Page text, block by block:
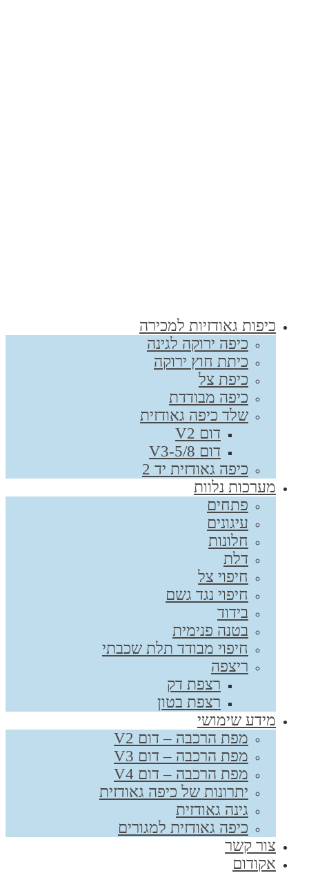
כיפות גאודזיות למכירה
כיפה ירוקה לגינה
כיתת חוץ ירוקה
כיפת צל
כיפה מבודדת
שלד כיפה גאודזית
דום V2
דום V3-5/8
כיפה גאודזית יד 2
מערכות נלוות
פתחים
עיגונים
חלונות
דלת
חיפוי צל
חיפוי נגד גשם
בידוד
בטנה פנימית
חיפוי מבודד תלת שכבתי
ריצפה
רצפת דק
רצפת בטון
מידע שימושי
מפת הרכבה – דום V2
מפת הרכבה – דום V3
מפת הרכבה – דום V4
יתרונות של כיפה גאודזית
גינה גאודזית
כיפה גאודזית למגורים
צור קשר
אקודום